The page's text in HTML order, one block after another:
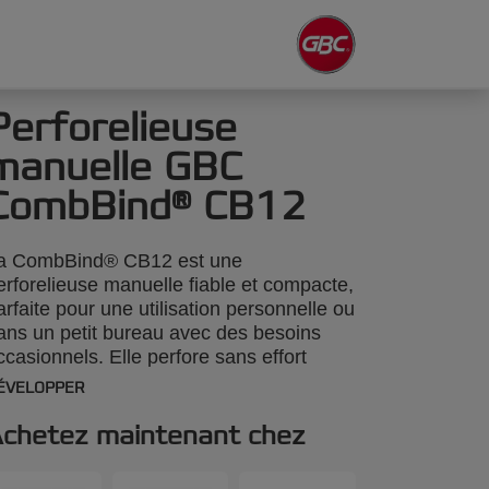
GBC
CB12
CombBind® CB12 est une
manuelle fiable et compacte,
pour une utilisation personnelle ou
un petit bureau avec des besoins
Elle perfore sans effort
12 feuilles de papier de 80 g/m² et
un peigne plastique de 19 mm. Sa
maintenant chez